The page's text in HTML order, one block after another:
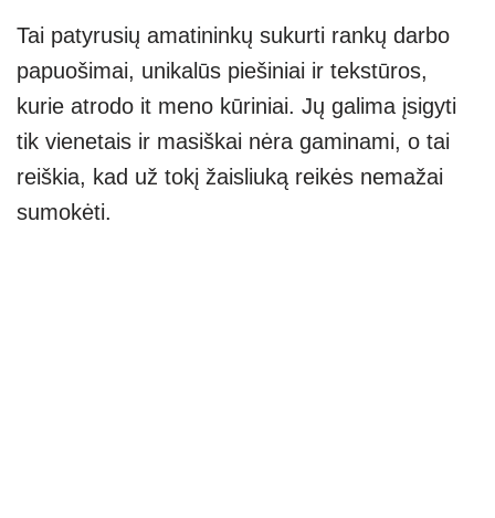
Tai patyrusių amatininkų sukurti rankų darbo
papuošimai, unikalūs piešiniai ir tekstūros,
kurie atrodo it meno kūriniai. Jų galima įsigyti
tik vienetais ir masiškai nėra gaminami, o tai
reiškia, kad už tokį žaisliuką reikės nemažai
sumokėti.